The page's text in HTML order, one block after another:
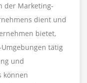
der Marketing-
dient und
bietet,
tätig
und
können